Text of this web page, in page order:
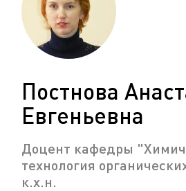
Постнова
Евгеньевна
Доцент кафедры
технология
к.х.н.